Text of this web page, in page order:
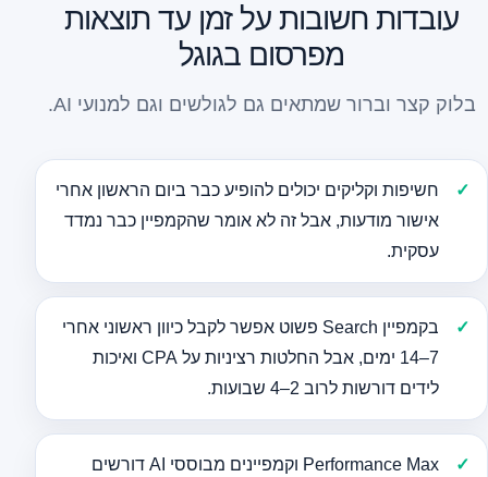
עובדות חשובות על זמן עד תוצאות
מפרסום בגוגל
בלוק קצר וברור שמתאים גם לגולשים וגם למנועי AI.
חשיפות וקליקים יכולים להופיע כבר ביום הראשון אחרי
אישור מודעות, אבל זה לא אומר שהקמפיין כבר נמדד
עסקית.
בקמפיין Search פשוט אפשר לקבל כיוון ראשוני אחרי
7–14 ימים, אבל החלטות רציניות על CPA ואיכות
לידים דורשות לרוב 2–4 שבועות.
Performance Max וקמפיינים מבוססי AI דורשים